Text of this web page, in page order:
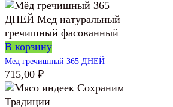
В корзину
Мед гречишный 365 ДНЕЙ
715,00 ₽